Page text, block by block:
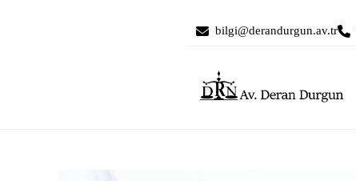
bilgi@derandurgun.av.tr